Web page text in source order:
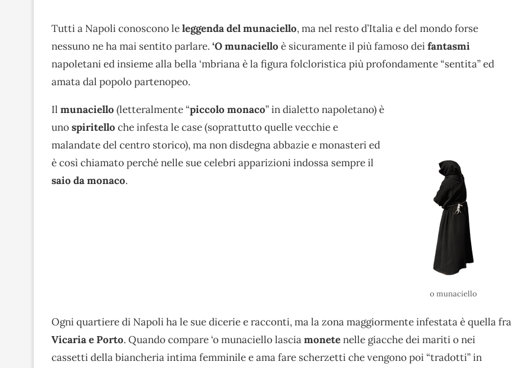
Tutti a Napoli conoscono leleggenda del munaciello, ma nel resto d’Italia e del mondo forse
nessuno ne ha mai sentito parlare. ‘O munaciello è sicuramente il più famoso deifantasmi
napoletani ed insieme alla bella ‘mbriana è la figura folcloristica più profondamente “sentita” ed
amata dal popolo partenopeo.
o munaciello
Il munaciello (letteralmente “piccolo monaco” in dialetto napoletano) è
unospiritello che infesta le case (soprattutto quelle vecchie e
malandate del centro storico), ma non disdegna abbazie e monasteri ed
è così chiamato perché nelle sue celebri apparizioni indossa sempre il
saio da monaco.
Ogni quartiere di Napoli ha le sue dicerie e racconti, ma la zona maggiormente infestata è quella fra
Vicaria e Porto. Quando compare ‘o munaciello lasciamonetenelle giacche dei mariti o nei
cassetti della biancheria intima femminile e ama fare scherzetti che vengono poi “tradotti” in